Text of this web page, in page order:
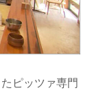
ピッツァ専門